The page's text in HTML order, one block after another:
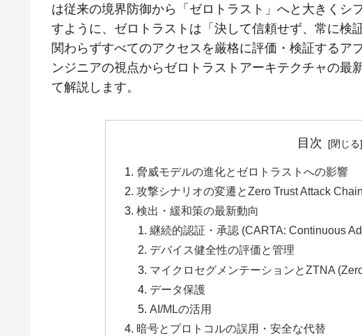
は従来の境界防御から「ゼロトラスト」へと大きくシ
すように、ゼロトラストは「決して信頼せず、常に検
関わらずすべてのアクセスを厳格に評価・検証するア
ンジニアの視点からゼロトラストアーキテクチャの最
て解説します。
目次
脅威モデルの進化とゼロトラストへの影響
攻撃シナリオの変遷とZero Trust Attack Chain
検出・緩和策の最新動向
継続的認証・承認 (CARTA: Continuous
デバイス健全性の評価と管理
マイクロセグメンテーションとZTNA
データ保護
AI/MLの活用
暗号とプロトコルの誤用・安全な代替